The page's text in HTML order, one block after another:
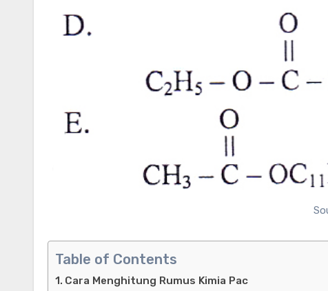
Table of Contents
Cara Menghitung Rumus Kimia Pac